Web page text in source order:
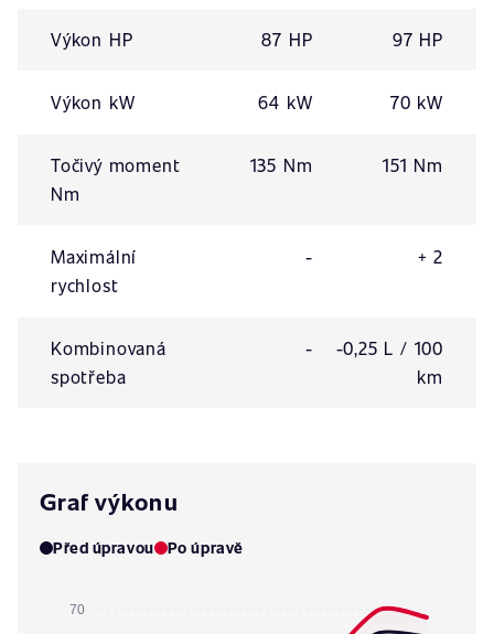
Výkon HP 87 HP 97 HP
Výkon kW 64 kW 70 kW
Točivý moment
Nm
135 Nm 151 Nm
Maximální
rychlost
- + 2
Kombinovaná
spotřeba
-
-0,25 L / 100
km
Graf výkonu
Před úpravou Po úpravě
70